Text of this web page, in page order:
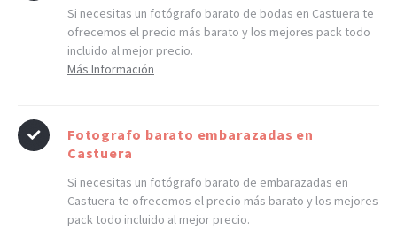
Si necesitas un fotógrafo barato de bodas en Castuera te
ofrecemos el precio más barato y los mejores pack todo
incluido al mejor precio.
Más Información
Fotografo barato embarazadas en
Castuera
Si necesitas un fotógrafo barato de embarazadas en
Castuera te ofrecemos el precio más barato y los mejores
pack todo incluido al mejor precio.